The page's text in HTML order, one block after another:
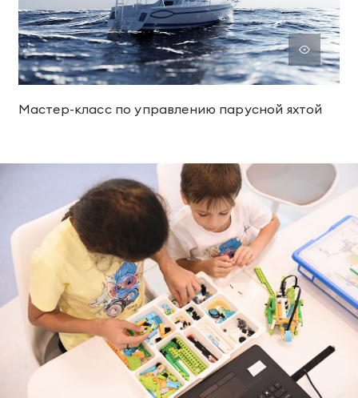
ТЕЛЕФОН ДЛЯ СВЯЗИ
Мастер-класс по управлению парусной яхтой